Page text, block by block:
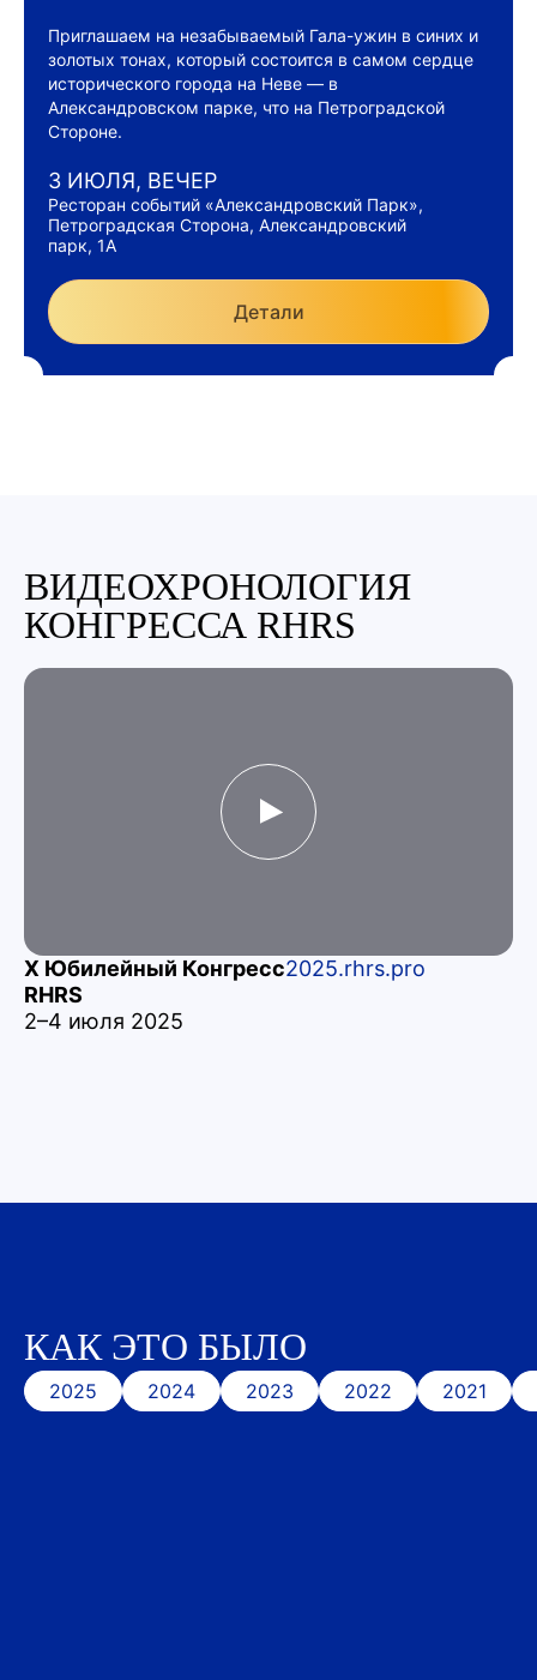
Приглашаем на незабываемый Гала-ужин в синих и
золотых тонах, который состоится в самом сердце
исторического города на Неве — в
Александровском парке, что на Петроградской
Стороне.
Детали
3 ИЮЛЯ, ВЕЧЕР
Ресторан событий «Александровский Парк»,
Петроградская Сторона, Александровский
парк, 1А
ВИДЕОХРОНОЛОГИЯ
КОНГРЕССА RHRS
X Юбилейный Конгресс
RHRS
2–4 июля 2025
2025.rhrs.pro
КАК ЭТО БЫЛО
2025 2024 2023 2022 2021